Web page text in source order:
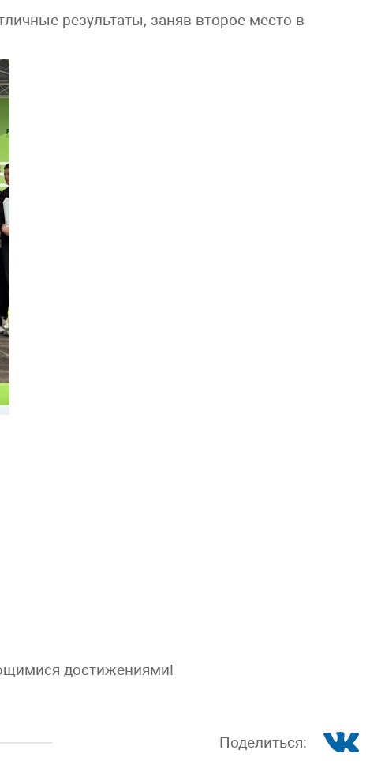
результаты, заняв второе место в
достижениями!
Поделиться: